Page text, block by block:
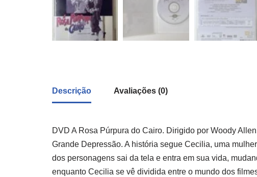
Descrição Avaliações (0)
DVD A Rosa Púrpura do Cairo. Dirigido por Woody
Grande Depressão. A história segue Cecilia, uma
dos personagens sai da tela e entra em sua vida,
enquanto Cecilia se vê dividida entre o mundo dos